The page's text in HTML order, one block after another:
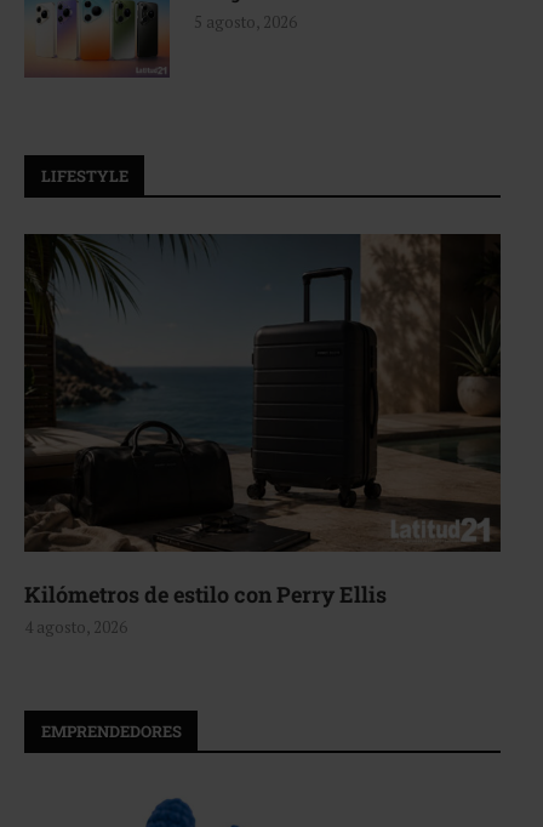
5 agosto, 2026
LIFESTYLE
Aerie, texturas que fluyen
4 agosto, 2026
EMPRENDEDORES